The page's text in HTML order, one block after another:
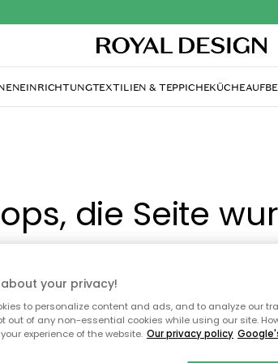
TEXTILIEN & TEPPICHEKÜCHE
die Seite
Du kannst auf unsererStartseiteweiter
your privacy!
to personalize content and ads, and to analyze our
out of any non-essential cookies while using our site.
experience of the website. Our privacy policy